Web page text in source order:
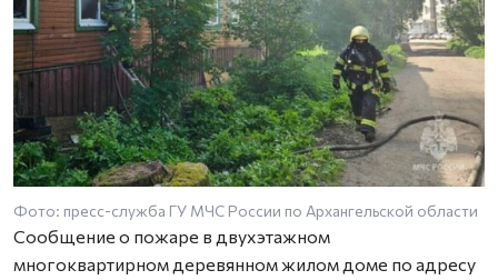
Фото: пресс-служба ГУ МЧС России по Архангельской области
Сообщение о пожаре в двухэтажном
многоквартирном деревянном жилом доме по адресу